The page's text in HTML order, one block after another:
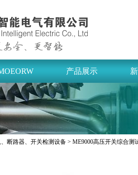
产品展示
、断路器、开关检测设备 > ME9000高压开关综合测